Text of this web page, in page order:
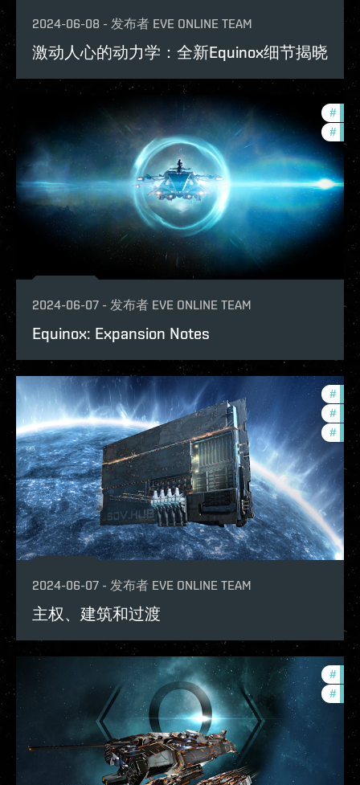
2024-06-08 - 发布者 EVE ONLINE TEAM
激动人心的动力学：全新Equinox细节揭晓
#
#
2024-06-07 - 发布者 EVE ONLINE TEAM
Equinox: Expansion Notes
#
#
#
2024-06-07 - 发布者 EVE ONLINE TEAM
主权、建筑和过渡
#
#